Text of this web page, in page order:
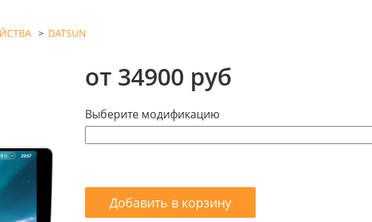
> DATSUN
от 34900 руб
Выберите модификацию
Добавить в корзину